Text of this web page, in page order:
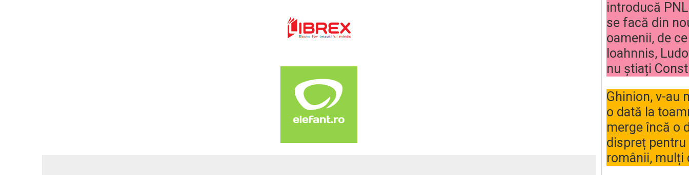
introducă
se facă din
oamenii, de
Ioahnnis,
nu știați
Ghinion, v-au
o dată la
merge încă o
dispreț
românii, mulți